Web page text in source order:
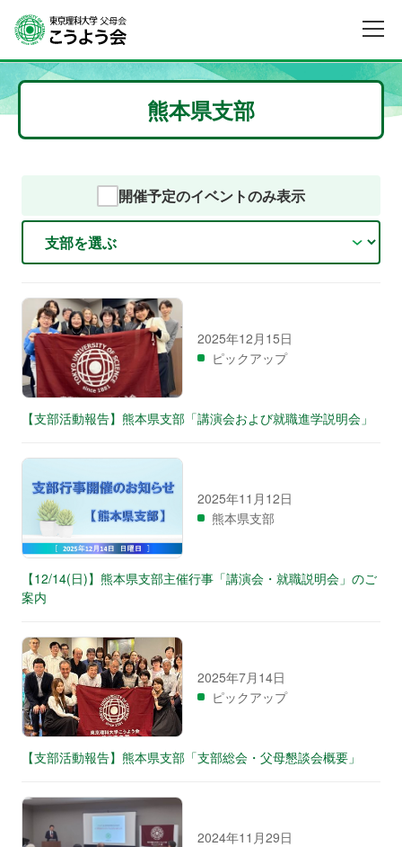
熊本県支部
開催予定のイベントのみ表示
2025年12月15日
ピックアップ
【支部活動報告】熊本県支部「講演会および就職進学説明会」
2025年11月12日
熊本県支部
【12/14(日)】熊本県支部主催行事「講演会・就職説明会」のご
案内
2025年7月14日
ピックアップ
【支部活動報告】熊本県支部「支部総会・父母懇談会概要」
2024年11月29日